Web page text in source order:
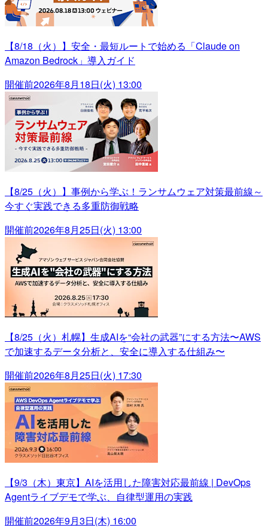
【8/18（火）】安全・最短ルートで始める「Claude on
Amazon Bedrock」導入ガイド
開催前2026年8月18日(火) 13:00
【8/25（火）】事例から学ぶ！ランサムウェア対策最前線～
今すぐ実践できる多重防御戦略
開催前2026年8月25日(火) 13:00
【8/25（火）札幌】生成AIを“会社の武器”にする方法〜AWS
で加速するデータ分析と、安全に導入する仕組み〜
開催前2026年8月25日(火) 17:30
【9/3（木）東京】AIを活用した障害対応最前線 | DevOps
Agentライブデモで学ぶ、自律型運用の実践
開催前2026年9月3日(木) 16:00